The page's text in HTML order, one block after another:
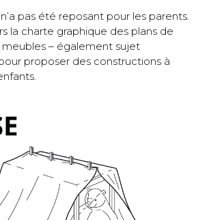
pas été reposant pour les parents.
la charte graphique des plans de
– également sujet
proposer des constructions à